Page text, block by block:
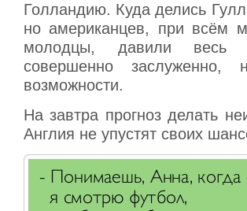
Голландию. Куда делись
но американцев, при всём
молодцы, давили весь
совершенно заслуженно,
возможности.
На завтра прогноз делать
Англия не упустят своих